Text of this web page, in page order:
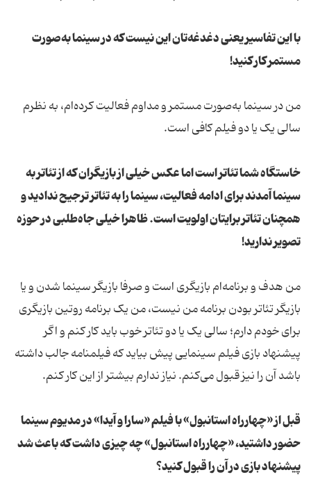
با این تفاسیر یعنی دغدغه‌تان این نیست که در سینما به‌صورت
مستمر کار کنید!
من در سینما به‌صورت مستمر و مداوم فعالیت کرده‌ام، به نظرم
سالی یک یا دو فیلم کافی است.
خاستگاه شما تئاتر است اما عکس خیلی از بازیگران که از تئاتر به
سینما آمدند برای ادامه فعالیت، سینما را به تئاتر ترجیح ندادید و
همچنان تئاتر برایتان اولویت است. ظاهرا خیلی جاه‌طلبی در حوزه
تصویر ندارید!
من هدف و برنامه‌ام بازیگری است و صرفا بازیگر سینما شدن و یا
بازیگر تئاتر بودن برنامه من نیست، من یک برنامه روتین بازیگری
برای خودم دارم؛ سالی یک یا دو تئاتر خوب باید کار کنم و اگر
پیشنهاد بازی فیلم سینمایی پیش بیاید که فیلمنامه جالب داشته
باشد آن را نیز قبول می‌کنم. نیاز ندارم بیشتر از این کار کنم.
قبل از «چهارراه استانبول» با فیلم «سارا و آیدا» در مدیوم سینما
حضور داشتید، «چهارراه استانبول» چه چیزی داشت که باعث شد
پیشنهاد بازی در آن را قبول کنید؟